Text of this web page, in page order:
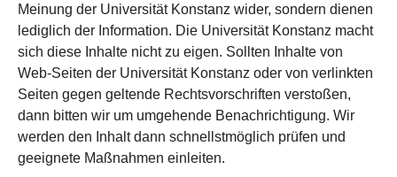
Meinung der Universität Konstanz wider, sondern dienen
lediglich der Information. Die Universität Konstanz macht
sich diese Inhalte nicht zu eigen. Sollten Inhalte von
Web-Seiten der Universität Konstanz oder von verlinkten
Seiten gegen geltende Rechtsvorschriften verstoßen,
dann bitten wir um umgehende Benachrichtigung. Wir
werden den Inhalt dann schnellstmöglich prüfen und
geeignete Maßnahmen einleiten.